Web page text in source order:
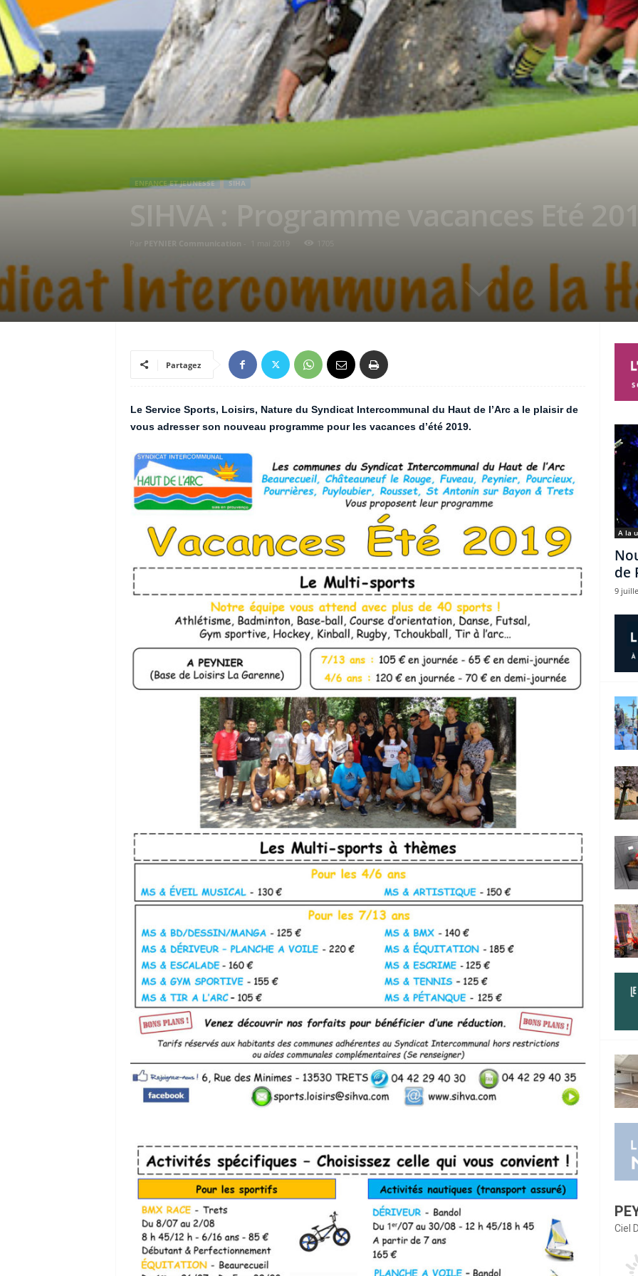
ENFANCE ET JEUNESSE SIHA
SIHVA : Programme vacances Eté
PEYNIER Communication
Partagez
Le Service Sports, Loisirs, Nature du Syndicat Intercommunal du Haut de l’Arc a le plaisir de
vous adresser son nouveau programme pour les vacances d’été 2019.
A la
de
9
Ciel